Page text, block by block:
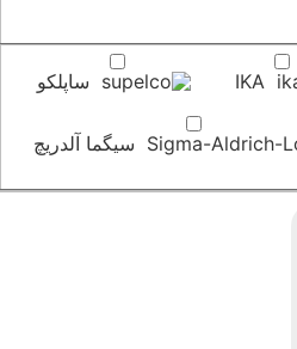
IKA ساپلکو
سیگما آلدریچ